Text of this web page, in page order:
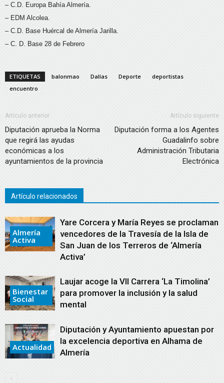
– C.D. Europa Bahía Almería.
– EDM Alcolea.
– C.D. Base Huércal de Almería Jarilla.
– C. D. Base 28 de Febrero
ETIQUETAS balonmao Dalías Deporte
deportistas
encuentro
Artículo anterior
Diputación aprueba la Norma
que regirá las ayudas
económicas a los
ayuntamientos de la provincia
Artículo siguiente
Diputación forma a los Agentes
Guadalinfo sobre
Administración Tributaria
Electrónica
Artículo relacionados
Almería
Activa
Yare Corcera y María Reyes se proclaman
vencedores de la Travesía de la Isla de
San Juan de los Terreros de ‘Almería
Activa’
Bienestar
Social
Laujar acoge la VII Carrera ‘La Timolina’
para promover la inclusión y la salud
mental
Actualidad
Diputación y Ayuntamiento apuestan por
la excelencia deportiva en Alhama de
Almería